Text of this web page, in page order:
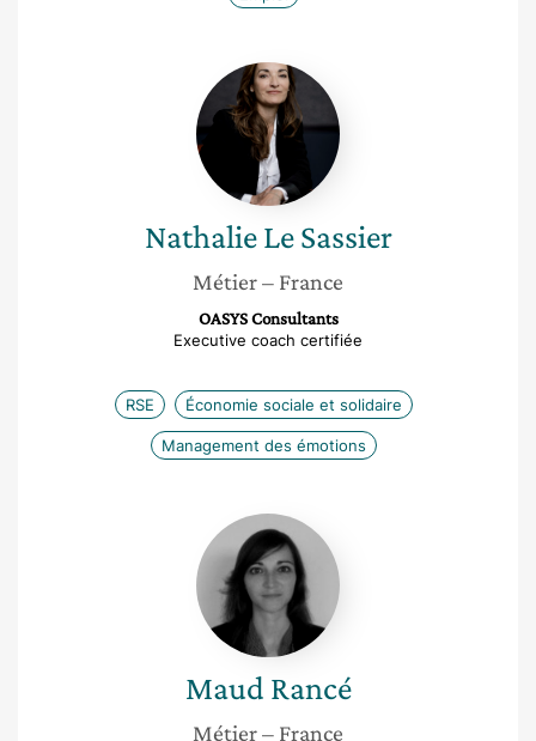
Nathalie
Le
Sassier
Nathalie Le Sassier
Métier– France
OASYS Consultants
Executive coach certifiée
RSE Économie sociale et solidaire
Management des émotions
Maud
Rancé
Maud Rancé
Métier– France